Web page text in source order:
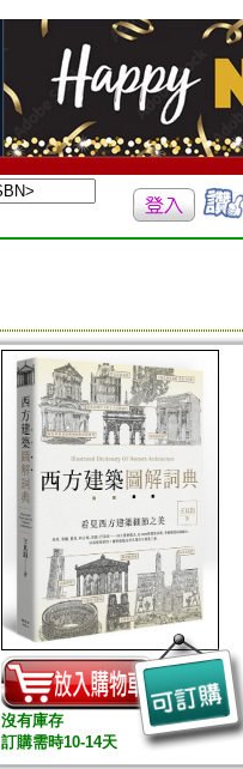
沒有庫存
訂購需時10-14天